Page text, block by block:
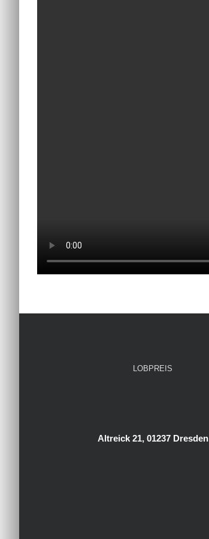
LOBPREIS
Altreick 21, 01237 Dresden